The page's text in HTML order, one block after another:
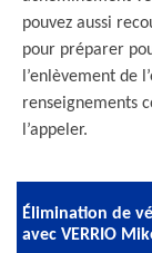
pouvez aussi
pour préparer
l’enlèvement de
renseignements
l’appeler.
Élimination de
avec VERRIO